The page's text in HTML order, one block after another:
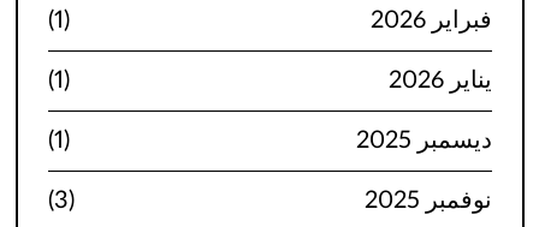
فبراير 2026 (1)
يناير 2026 (1)
ديسمبر 2025 (1)
نوفمبر 2025 (3)